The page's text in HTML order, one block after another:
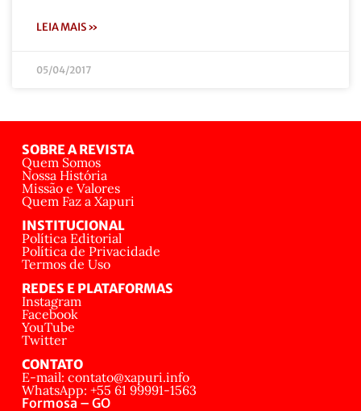
LEIA MAIS »
05/04/2017
SOBRE A REVISTA
Quem Somos
Nossa História
Missão e Valores
Quem Faz a Xapuri
INSTITUCIONAL
Política Editorial
Política de Privacidade
Termos de Uso
REDES E PLATAFORMAS
Instagram
Facebook
YouTube
Twitter
CONTATO
E-mail: contato@xapuri.info
WhatsApp: +55 61 99991-1563
Formosa – GO